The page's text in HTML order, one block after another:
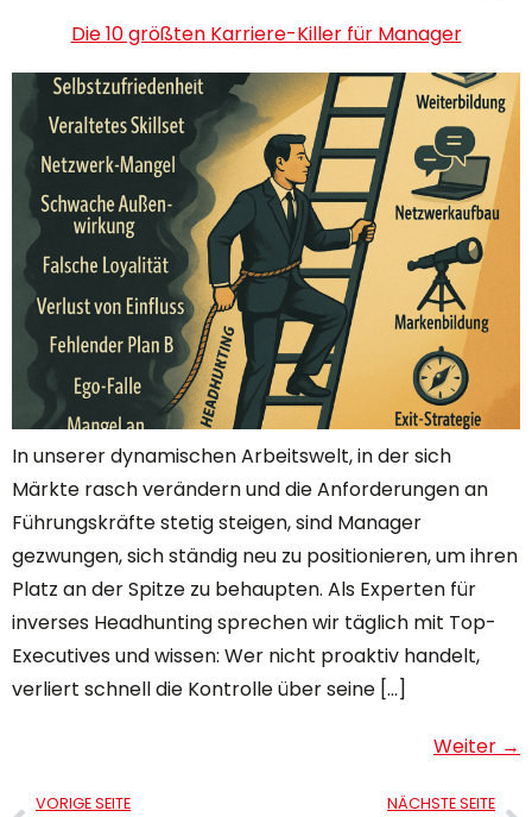
Die 10 größten Karriere-Killer für Manager
In unserer dynamischen Arbeitswelt, in der sich
Märkte rasch verändern und die Anforderungen an
Führungskräfte stetig steigen, sind Manager
gezwungen, sich ständig neu zu positionieren, um ihren
Platz an der Spitze zu behaupten. Als Experten für
inverses Headhunting sprechen wir täglich mit Top-
Executives und wissen: Wer nicht proaktiv handelt,
verliert schnell die Kontrolle über seine […]
Weiter →
VORIGE SEITE NÄCHSTE SEITE